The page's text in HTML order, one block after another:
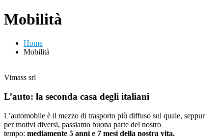
Mobilità
Home
Mobilità
Vimass srl
L’auto: la seconda casa degli italiani
L’automobile è il mezzo di trasporto più diffuso sul quale, seppur
per motivi diversi, passiamo buona parte del nostro
tempo: mediamente 5 anni e 7 mesi della nostra vita.